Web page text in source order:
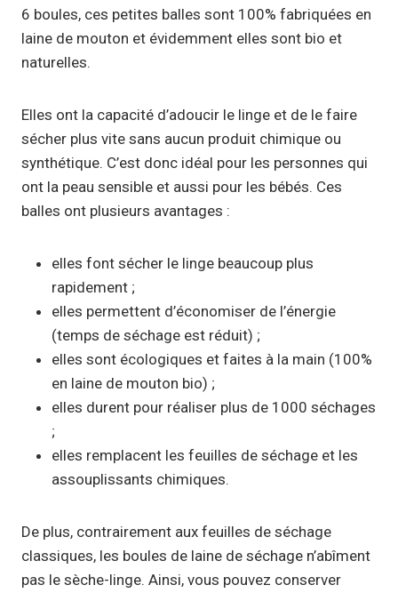
6 boules, ces petites balles sont 100% fabriquées en
laine de mouton et évidemment elles sont bio et
naturelles.
Elles ont la capacité d’adoucir le linge et de le faire
sécher plus vite sans aucun produit chimique ou
synthétique. C’est donc idéal pour les personnes qui
ont la peau sensible et aussi pour les bébés. Ces
balles ont plusieurs avantages :
elles font sécher le linge beaucoup plus
rapidement ;
elles permettent d’économiser de l’énergie
(temps de séchage est réduit) ;
elles sont écologiques et faites à la main (100%
en laine de mouton bio) ;
elles durent pour réaliser plus de 1000 séchages
;
elles remplacent les feuilles de séchage et les
assouplissants chimiques.
De plus, contrairement aux feuilles de séchage
classiques, les boules de laine de séchage n’abîment
pas le sèche-linge. Ainsi, vous pouvez conserver